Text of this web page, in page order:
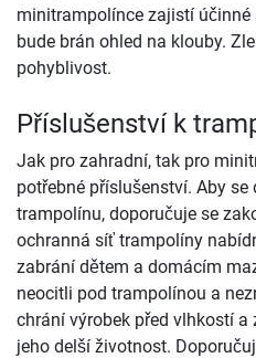
minitrampolínce zajistí
bude brán ohled na klouby.
pohyblivost.
Příslušenství k
Jak pro zahradní, tak pro
potřebné příslušenství. Aby
trampolínu, doporučuje se
ochranná síť trampolíny
zabrání dětem a domácím
neocitli pod trampolínou a
chrání výrobek před vlhkostí
jeho delší životnost.